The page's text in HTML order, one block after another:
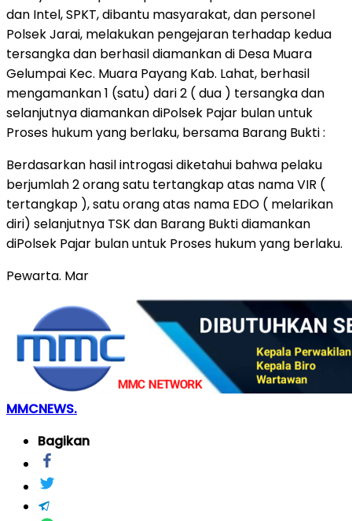
dan Intel, SPKT, dibantu masyarakat, dan personel
Polsek Jarai, melakukan pengejaran terhadap kedua
tersangka dan berhasil diamankan di Desa Muara
Gelumpai Kec. Muara Payang Kab. Lahat, berhasil
mengamankan 1 (satu) dari 2 ( dua ) tersangka dan
selanjutnya diamankan diPolsek Pajar bulan untuk
Proses hukum yang berlaku, bersama Barang Bukti :
Berdasarkan hasil introgasi diketahui bahwa pelaku
berjumlah 2 orang satu tertangkap atas nama VIR (
tertangkap ), satu orang atas nama EDO ( melarikan
diri) selanjutnya TSK dan Barang Bukti diamankan
diPolsek Pajar bulan untuk Proses hukum yang berlaku.
Pewarta. Mar
MMCNEWS.
Bagikan